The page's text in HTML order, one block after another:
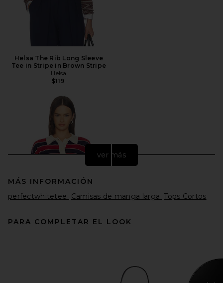
Helsa The Rib Long Sleeve
Tee in Stripe in Brown Stripe
Helsa
$119
ver más
MÁS INFORMACIÓN
perfectwhitetee
Camisas de manga larga Tops Cortos
PARA COMPLETAR EL LOOK